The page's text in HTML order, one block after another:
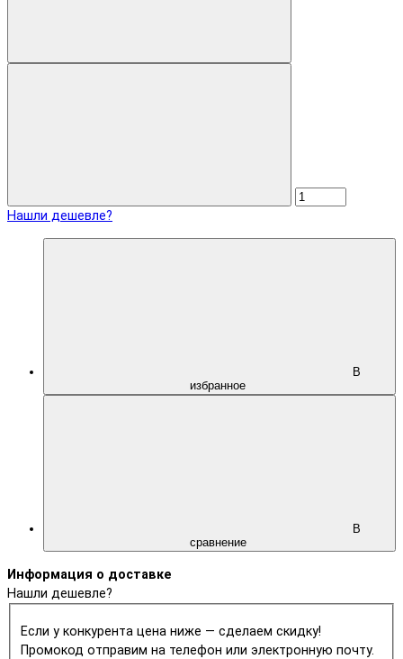
Нашли дешевле?
В
избранное
В
сравнение
Информация о доставке
Нашли дешевле?
Если у конкурента цена ниже — сделаем скидку!
Промокод отправим на телефон или электронную почту.